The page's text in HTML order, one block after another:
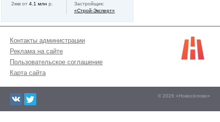
2ккв от 4.1 млн р.
Застройщик:
«Строй-Эксперт»
Контакты администрации
Реклама на сайте
Пользовательское соглашение
Карта сайта
© 2026 «Новосёлово»